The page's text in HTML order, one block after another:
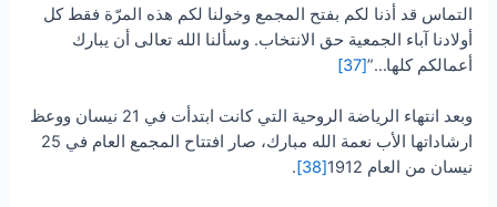
التماس قد أذنا لكم بفتح المجمع وخولنا لكم هذه المرّة فقط كل
أولادنا آباء الجمعية حق الانتخاب. وسألنا الله تعالى أن يبارك
أعمالكم كلها…”[37]
وبعد انتهاء الرياضة الروحية التي كانت ابتدأت في 21 نيسان ووعظ
ارشاداتها الأب نعمة الله مبارك، صار افتتاح المجمع العام في 25
نيسان من العام 1912
[38]
.